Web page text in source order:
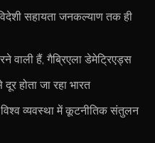
सहायता जनकल्याण तक ही
वाली हैं, गैब्रिएला डेमेट्रिएड्स
होता जा रहा भारत
व्यवस्था में कूटनीतिक संतुलन